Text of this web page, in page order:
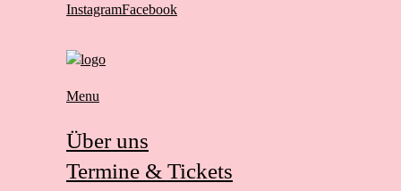
InstagramFacebook
Menu
Über uns
Termine & Tickets